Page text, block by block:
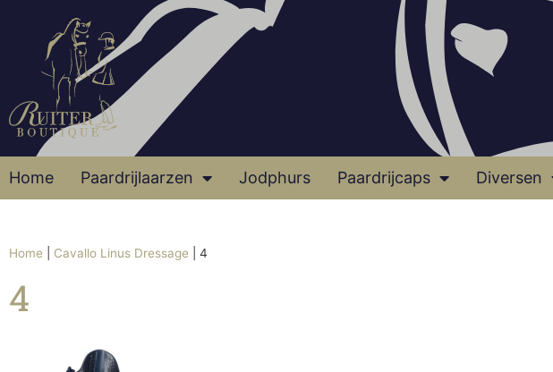
Home Paardrijlaarzen Jodphurs Paardrijcaps Diversen
Home Cavallo Linus Dressage 4
4